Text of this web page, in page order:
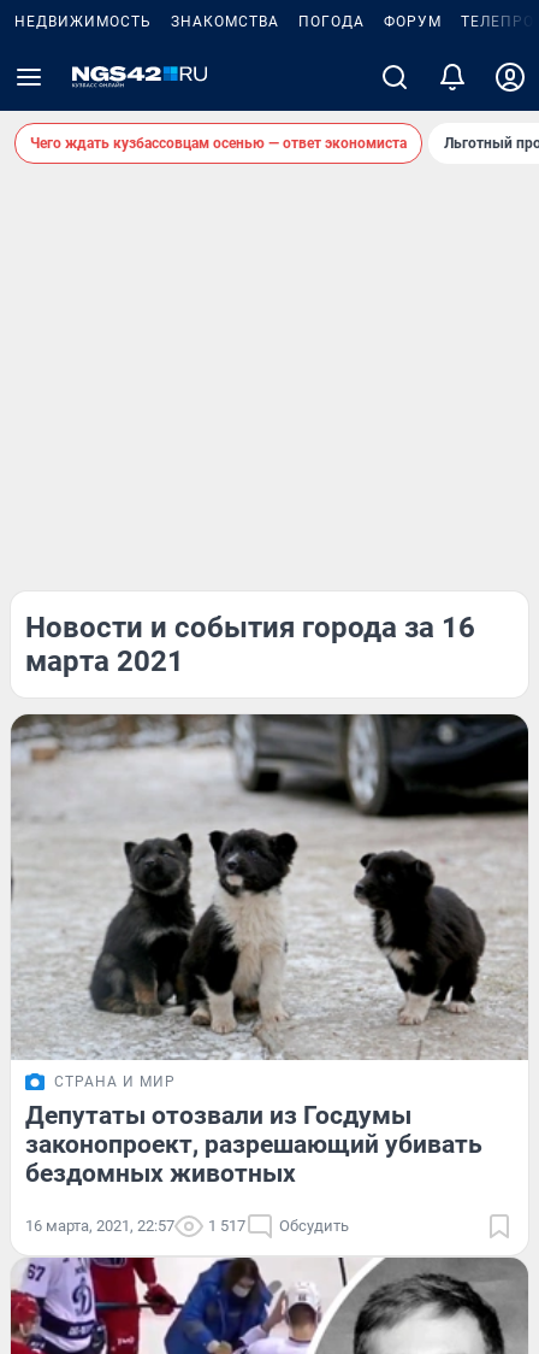
НЕДВИЖИМОСТЬ ЗНАКОМСТВА ПОГОДА ФОРУМ
Чего ждать кузбассовцам осенью — ответ экономиста Льготный
Новости и события города за 16
марта 2021
СТРАНА И МИР
Депутаты отозвали из Госдумы
законопроект, разрешающий убивать
бездомных животных
16 марта, 2021, 22:57 1 517 Обсудить